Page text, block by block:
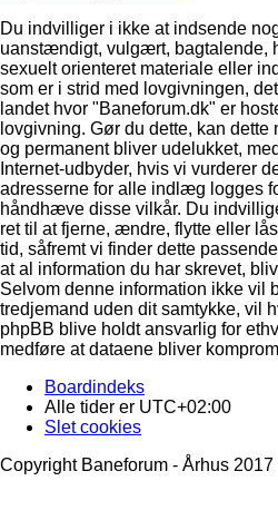
Du indvilliger i ikke at indsende
uanstændigt, vulgært, bagtalende,
sexuelt orienteret materiale eller
som er i strid med lovgivningen,
landet hvor "Baneforum.dk" er
lovgivning. Gør du dette, kan
og permanent bliver udelukket,
Internet-udbyder, hvis vi vurderer
adresserne for alle indlæg logges
håndhæve disse vilkår. Du
ret til at fjerne, ændre, flytte eller
tid, såfremt vi finder dette
at al information du har skrevet,
Selvom denne information ikke vil
tredjemand uden dit samtykke, vil
phpBB blive holdt ansvarlig for
medføre at dataene bliver
Boardindeks
Alle tider er UTC+02:00
Slet cookies
Copyright Baneforum - Århus 2017